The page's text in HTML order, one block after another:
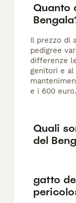
Quanto
Il prezzo di
pedigree
differenze
genitori e al
e i 600 euro.
Quali
del
gatto